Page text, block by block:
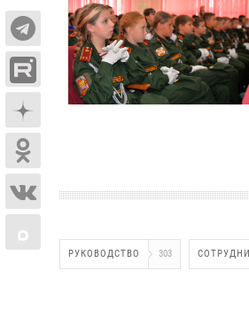
РУКОВОДСТВО 303